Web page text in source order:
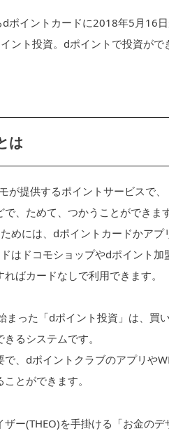
ポイントカードに2018年5月16
ント投資。dポイントで投資が
は
が提供するポイントサービスで
、ためて、つかうことができます
めには、dポイントカードかア
はドコモショップやdポイント
ばカードなしで利用できます。
った「dポイント投資」は、買
るシステムです。
、dポイントクラブのアプリや
とができます。
ー(THEO)を手掛ける「お金の